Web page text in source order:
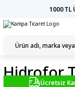
1000 TL
Hidrofor
Ücretsiz